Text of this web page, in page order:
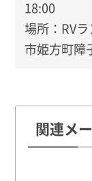
18:00
場所：RV
市姫方町障
関連メ